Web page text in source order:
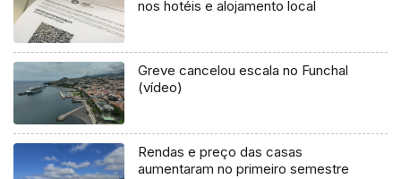
nos hotéis e alojamento local
Greve cancelou escala no Funchal
(vídeo)
Rendas e preço das casas
aumentaram no primeiro semestre